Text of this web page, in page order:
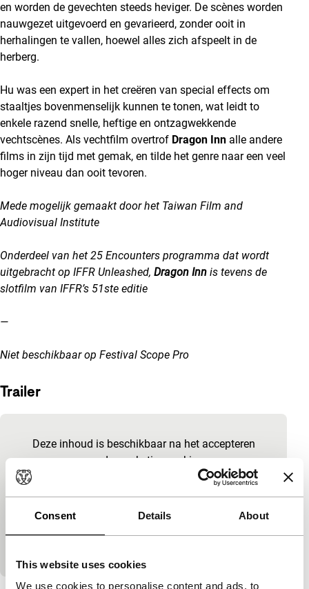
Consent Details About
This website uses cookies
We use cookies to personalise content and ads, to
en worden de gevechten steeds heviger. De scènes worden
nauwgezet uitgevoerd en gevarieerd, zonder ooit in
herhalingen te vallen, hoewel alles zich afspeelt in de
herberg.
Hu was een expert in het creëren van special effects om
staaltjes bovenmenselijk kunnen te tonen, wat leidt to
enkele razend snelle, heftige en ontzagwekkende
vechtscènes. Als vechtfilm overtrof Dragon Inn alle andere
films in zijn tijd met gemak, en tilde het genre naar een veel
hoger niveau dan ooit tevoren.
Mede mogelijk gemaakt door het Taiwan Film and
Audiovisual Institute
Onderdeel van het 25 Encounters programma dat wordt
uitgebracht op IFFR Unleashed, Dragon Inn is tevens de
slotfilm van IFFR’s 51ste editie
—
Niet beschikbaar op Festival Scope Pro
Trailer
Deze inhoud is beschikbaar na het accepteren
van de marketingcookies.
Bekijk op YouTube
Ingesloten inhoud van YouTube overgeslagen.